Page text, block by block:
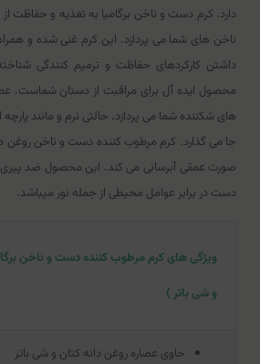
دارد. کرم دست و ناخن برگامیا به تغذیه و حفاظت
ناخن های شما می پردازد. این کرم غنی شده و
داشتن کارکردهای حفاظت و ترمیم کنندگی
محصول ایده آل برای مراقبت از دستان شماست.
های شکننده شما می پردازد. حالتی نرم و مانند
جا می گذارد. کرم مرطوب کننده دست و ناخن روغن
صورت عمقی آبرسانی می کند. این محصول ضد
دست در برابر عوامل محیطی از جمله نور میباشد.
ویژگی های کرم مرطوب کننده دست و ناخن
و شی باتر )
حاوی عصاره روغن دانه کتان و شی باتر